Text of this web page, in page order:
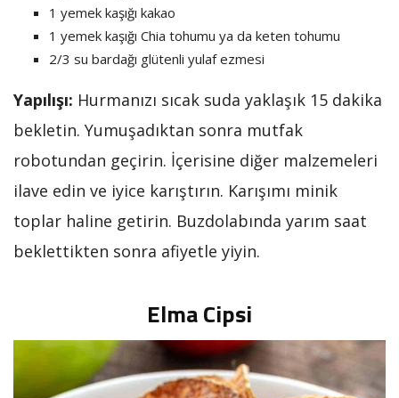
1 yemek kaşığı kakao
1 yemek kaşığı Chia tohumu ya da keten tohumu
2/3 su bardağı glütenli yulaf ezmesi
Yapılışı: Hurmanızı sıcak suda yaklaşık 15 dakika
bekletin. Yumuşadıktan sonra mutfak
robotundan geçirin. İçerisine diğer malzemeleri
ilave edin ve iyice karıştırın. Karışımı minik
toplar haline getirin. Buzdolabında yarım saat
beklettikten sonra afiyetle yiyin.
Elma Cipsi